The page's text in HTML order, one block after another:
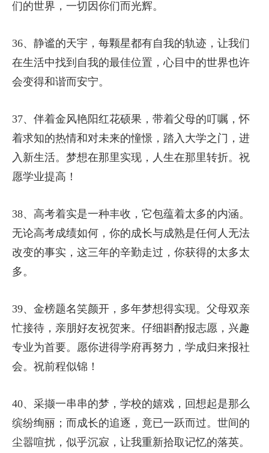
们的世界，一切因你们而光辉。
36、静谧的天宇，每颗星都有自我的轨迹，让我们
在生活中找到自我的最佳位置，心目中的世界也许
会变得和谐而安宁。
37、伴着金风艳阳红花硕果，带着父母的叮嘱，怀
着求知的热情和对未来的憧憬，踏入大学之门，进
入新生活。梦想在那里实现，人生在那里转折。祝
愿学业提高！
38、高考着实是一种丰收，它包蕴着太多的内涵。
无论高考成绩如何，你的成长与成熟是任何人无法
改变的事实，这三年的辛勤走过，你获得的太多太
多。
39、金榜题名笑颜开，多年梦想得实现。父母双亲
忙接待，亲朋好友祝贺来。仔细斟酌报志愿，兴趣
专业为首要。愿你进得学府再努力，学成归来报社
会。祝前程似锦！
40、采撷一串串的梦，学校的嬉戏，回想起是那么
缤纷绚丽；而成长的追逐，竟已一跃而过。世间的
尘嚣喧扰，似乎沉寂，让我重新拾取记忆的落英。